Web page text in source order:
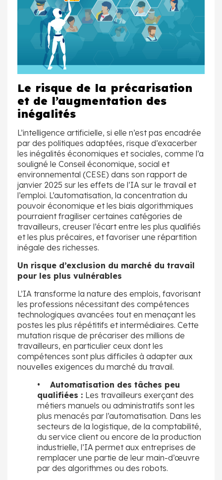
Le risque de la précarisation
et de l’augmentation des
inégalités
L’intelligence artificielle, si elle n’est pas encadrée
par des politiques adaptées, risque d’exacerber
les inégalités économiques et sociales, comme l’a
souligné le Conseil économique, social et
environnemental (CESE) dans son rapport de
janvier 2025 sur les effets de l’IA sur le travail et
l’emploi. L’automatisation, la concentration du
pouvoir économique et les biais algorithmiques
pourraient fragiliser certaines catégories de
travailleurs, creuser l’écart entre les plus qualifiés
et les plus précaires, et favoriser une répartition
inégale des richesses.
Un risque d’exclusion du marché du travail
pour les plus vulnérables
L’IA transforme la nature des emplois, favorisant
les professions nécessitant des compétences
technologiques avancées tout en menaçant les
postes les plus répétitifs et intermédiaires. Cette
mutation risque de précariser des millions de
travailleurs, en particulier ceux dont les
compétences sont plus difficiles à adapter aux
nouvelles exigences du marché du travail.
• Automatisation des tâches peu
qualifiées : Les travailleurs exerçant des
métiers manuels ou administratifs sont les
plus menacés par l’automatisation. Dans les
secteurs de la logistique, de la comptabilité,
du service client ou encore de la production
industrielle, l’IA permet aux entreprises de
remplacer une partie de leur main-d’œuvre
par des algorithmes ou des robots.